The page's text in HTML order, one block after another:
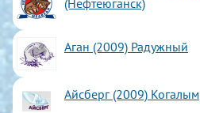
(Нефтеюганск)
Аган (2009) Радужный
Айсберг (2009) Когалым